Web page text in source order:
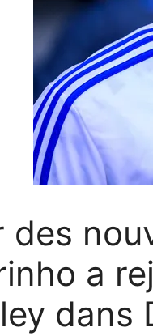
des
a
dans